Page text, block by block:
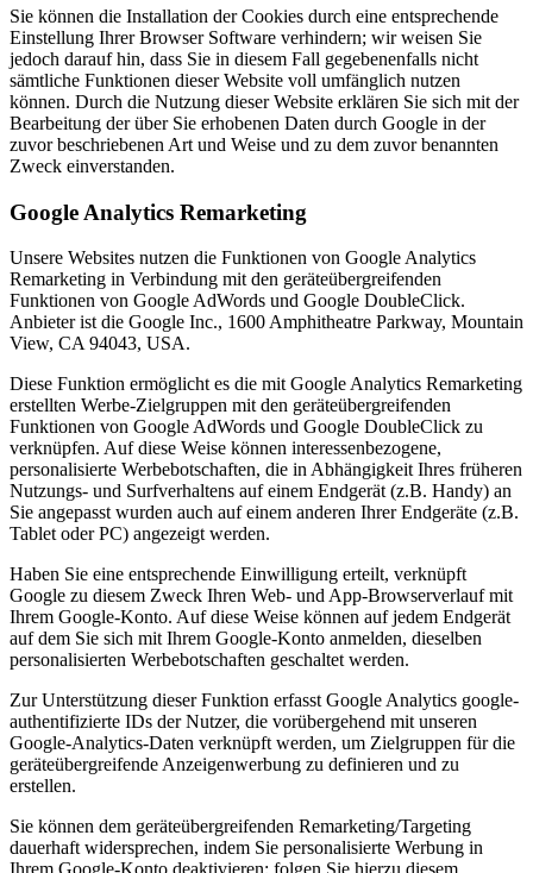
Sie können die Installation der Cookies durch eine entsprechende
Einstellung Ihrer Browser Software verhindern; wir weisen Sie
jedoch darauf hin, dass Sie in diesem Fall gegebenenfalls nicht
sämtliche Funktionen dieser Website voll umfänglich nutzen
können. Durch die Nutzung dieser Website erklären Sie sich mit der
Bearbeitung der über Sie erhobenen Daten durch Google in der
zuvor beschriebenen Art und Weise und zu dem zuvor benannten
Zweck einverstanden.
Google Analytics Remarketing
Unsere Websites nutzen die Funktionen von Google Analytics
Remarketing in Verbindung mit den geräteübergreifenden
Funktionen von Google AdWords und Google DoubleClick.
Anbieter ist die Google Inc., 1600 Amphitheatre Parkway, Mountain
View, CA 94043, USA.
Diese Funktion ermöglicht es die mit Google Analytics Remarketing
erstellten Werbe-Zielgruppen mit den geräteübergreifenden
Funktionen von Google AdWords und Google DoubleClick zu
verknüpfen. Auf diese Weise können interessenbezogene,
personalisierte Werbebotschaften, die in Abhängigkeit Ihres früheren
Nutzungs- und Surfverhaltens auf einem Endgerät (z.B. Handy) an
Sie angepasst wurden auch auf einem anderen Ihrer Endgeräte (z.B.
Tablet oder PC) angezeigt werden.
Haben Sie eine entsprechende Einwilligung erteilt, verknüpft
Google zu diesem Zweck Ihren Web- und App-Browserverlauf mit
Ihrem Google-Konto. Auf diese Weise können auf jedem Endgerät
auf dem Sie sich mit Ihrem Google-Konto anmelden, dieselben
personalisierten Werbebotschaften geschaltet werden.
Zur Unterstützung dieser Funktion erfasst Google Analytics google-
authentifizierte IDs der Nutzer, die vorübergehend mit unseren
Google-Analytics-Daten verknüpft werden, um Zielgruppen für die
geräteübergreifende Anzeigenwerbung zu definieren und zu
erstellen.
Sie können dem geräteübergreifenden Remarketing/Targeting
dauerhaft widersprechen, indem Sie personalisierte Werbung in